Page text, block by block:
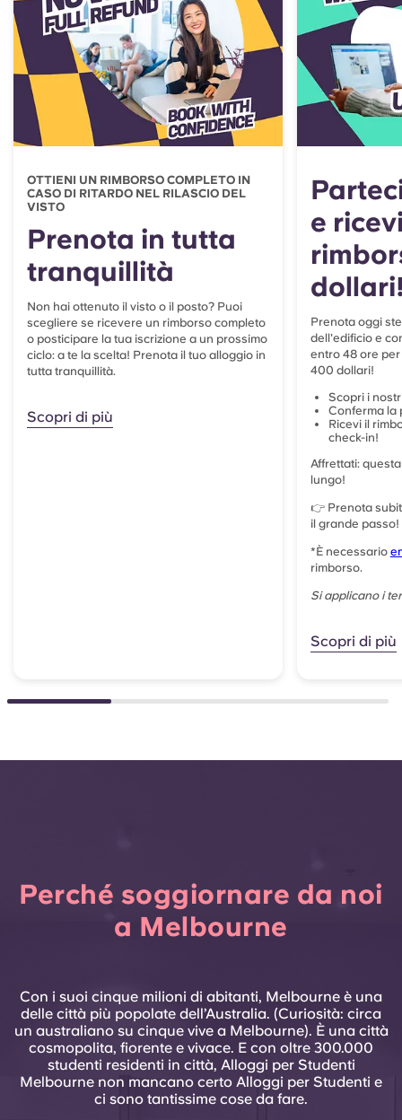
OTTIENI UN RIMBORSO COMPLETO IN
CASO DI RITARDO NEL RILASCIO DEL
VISTO
Prenota in tutta
tranquillità
Non hai ottenuto il visto o il posto? Puoi
scegliere se ricevere un rimborso completo
o posticipare la tua iscrizione a un prossimo
ciclo: a te la scelta! Prenota il tuo alloggio in
tutta tranquillità.
Scopri di più
e
Prenota oggi
dell'edificio e
entro 48 ore
400 dollari!
Scopri i
Conferma la
Ricevi il
check-in!
Affrettati:
lungo!
👉 Prenota
il grande passo!
*È necessario
rimborso.
Si applicano i
Scopri di più
Perché soggiornare da noi
a Melbourne
Con i suoi cinque milioni di abitanti, Melbourne è una
delle città più popolate dell’Australia. (Curiosità: circa
un australiano su cinque vive a Melbourne). È una città
cosmopolita, fiorente e vivace. E con oltre 300.000
studenti residenti in città, Alloggi per Studenti
Melbourne non mancano certo Alloggi per Studenti e
ci sono tantissime cose da fare.